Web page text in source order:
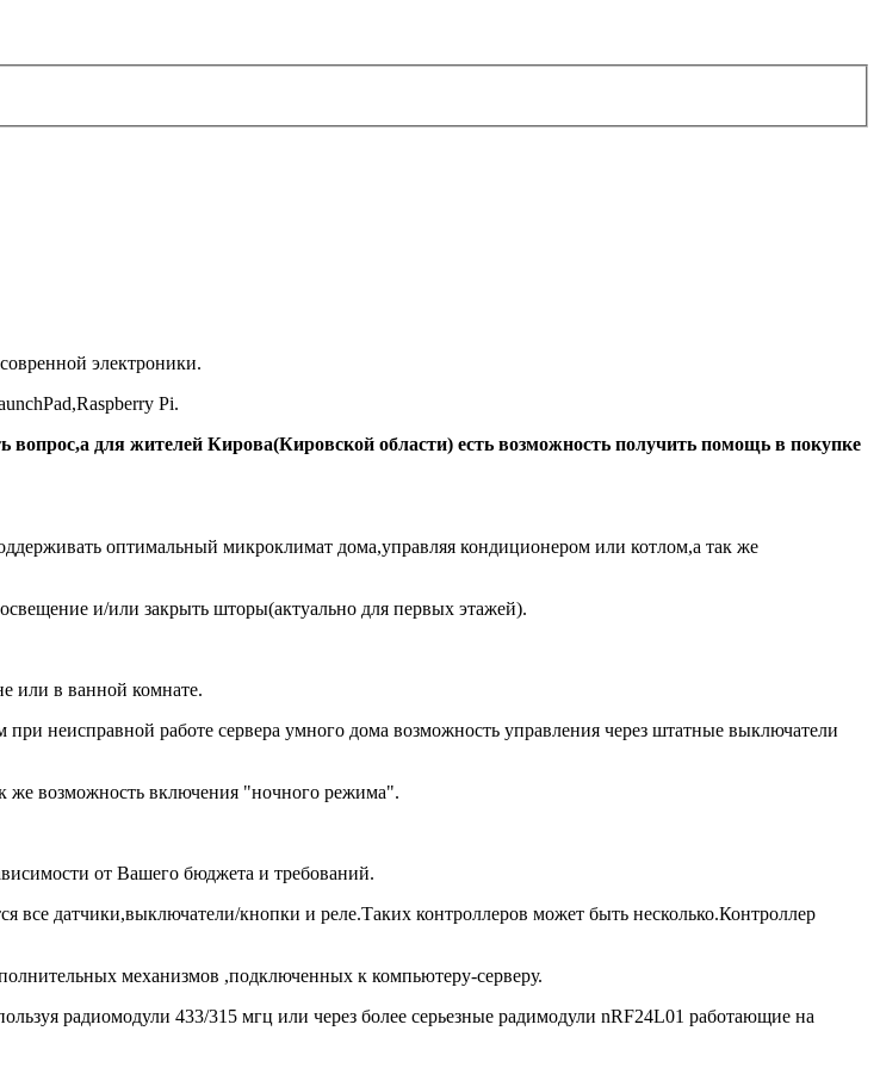
электроники.
Pi.
для жителей Кирова(Кировской области) есть возможность получить помощь в покупке
оптимальный микроклимат дома,управляя кондиционером или котлом,а так же
и/или закрыть шторы(актуально для первых этажей).
или в ванной комнате.
неисправной работе сервера умного дома возможность управления через штатные выключатели
же возможность включения "ночного режима".
от Вашего бюджета и требований.
датчики,выключатели/кнопки и реле.Таких контроллеров может быть несколько.Контроллер
механизмов ,подключенных к компьютеру-серверу.
радиомодули 433/315 мгц или через более серьезные радимодули nRF24L01 работающие на